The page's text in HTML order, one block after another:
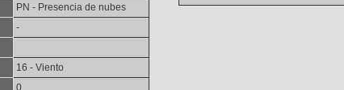
PN - Presencia de nubes
-
16 - Viento
0